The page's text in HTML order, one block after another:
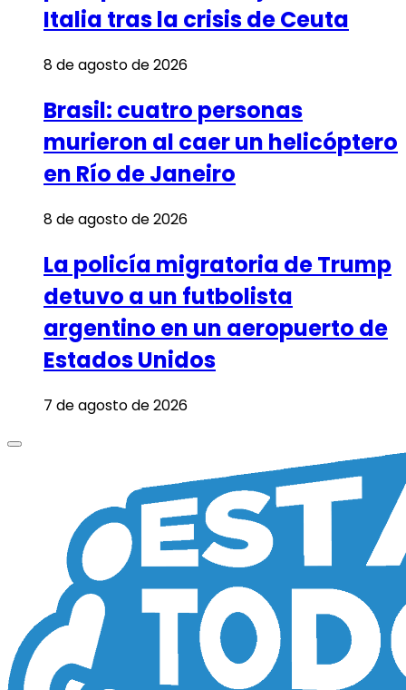
Italia tras la crisis de Ceuta
8 de agosto de 2026
Brasil: cuatro personas
murieron al caer un helicóptero
en Río de Janeiro
8 de agosto de 2026
La policía migratoria de Trump
detuvo a un futbolista
argentino en un aeropuerto de
Estados Unidos
7 de agosto de 2026